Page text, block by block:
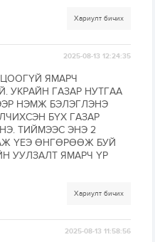
Хариулт бичих
2025-08-13 12:24:35
ЯМАРЧ
УКРАЙН ГАЗАР НУТГАА
НЭМЖ БЭЛЭГЛЭНЭ
БҮХ ГАЗАР
ТИЙМЭЭС ЭНЭ 2
ҮЕЭ ӨНГӨРӨӨЖ БУЙ
УУЛЗАЛТ ЯМАРЧ ҮР
Хариулт бичих
2025-08-13 11:58:56